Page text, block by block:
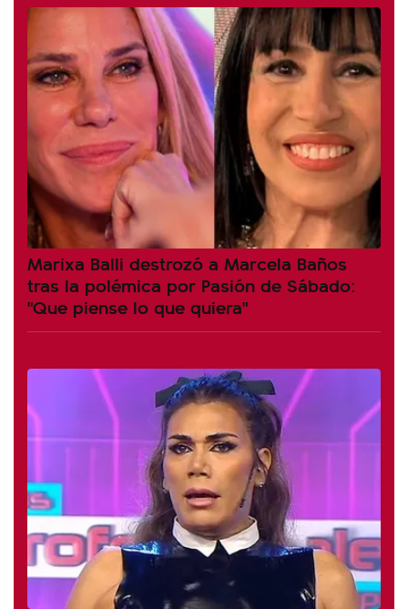
Marixa Balli destrozó a Marcela Baños
tras la polémica por Pasión de Sábado:
"Que piense lo que quiera"